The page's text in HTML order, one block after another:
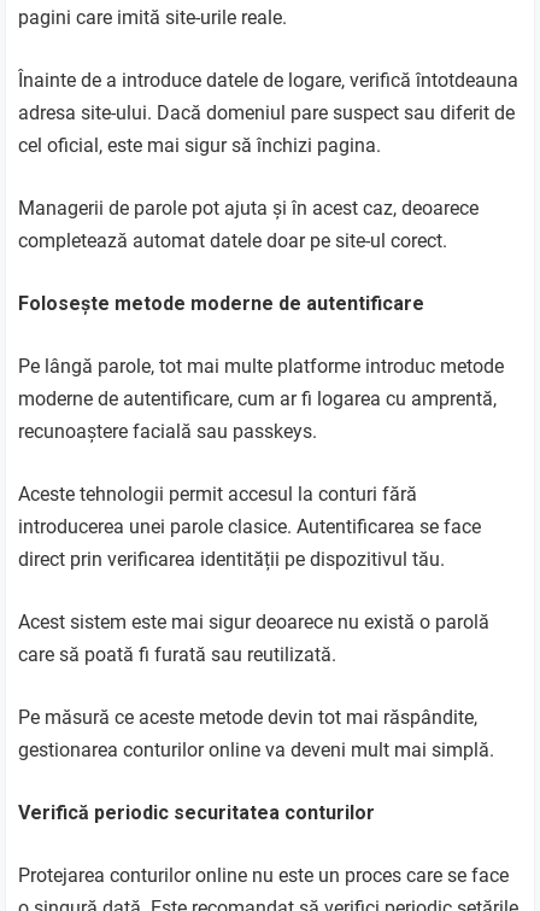
pagini care imită site-urile reale.
Înainte de a introduce datele de logare, verifică întotdeauna
adresa site-ului. Dacă domeniul pare suspect sau diferit de
cel oficial, este mai sigur să închizi pagina.
Managerii de parole pot ajuta și în acest caz, deoarece
completează automat datele doar pe site-ul corect.
Folosește metode moderne de autentificare
Pe lângă parole, tot mai multe platforme introduc metode
moderne de autentificare, cum ar fi logarea cu amprentă,
recunoaștere facială sau passkeys.
Aceste tehnologii permit accesul la conturi fără
introducerea unei parole clasice. Autentificarea se face
direct prin verificarea identității pe dispozitivul tău.
Acest sistem este mai sigur deoarece nu există o parolă
care să poată fi furată sau reutilizată.
Pe măsură ce aceste metode devin tot mai răspândite,
gestionarea conturilor online va deveni mult mai simplă.
Verifică periodic securitatea conturilor
Protejarea conturilor online nu este un proces care se face